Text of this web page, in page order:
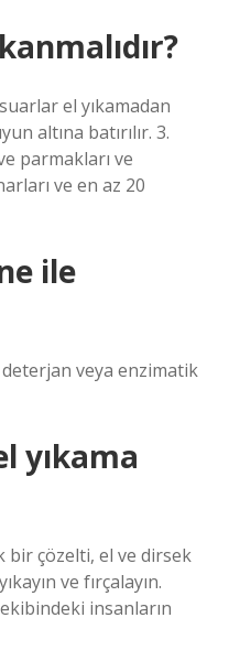
el yıkamadan
altına batırılır. 3.
parmakları ve
ve en az 20
ile
veya enzimatik
yıkama
bir çözelti, el ve dirsek
ve fırçalayın.
insanların